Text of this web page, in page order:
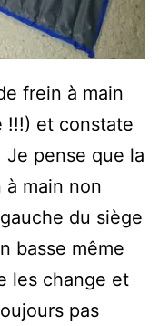
frein à main
!!!) et constate
Je pense que la
main non
du siège
basse même
les change et
pas